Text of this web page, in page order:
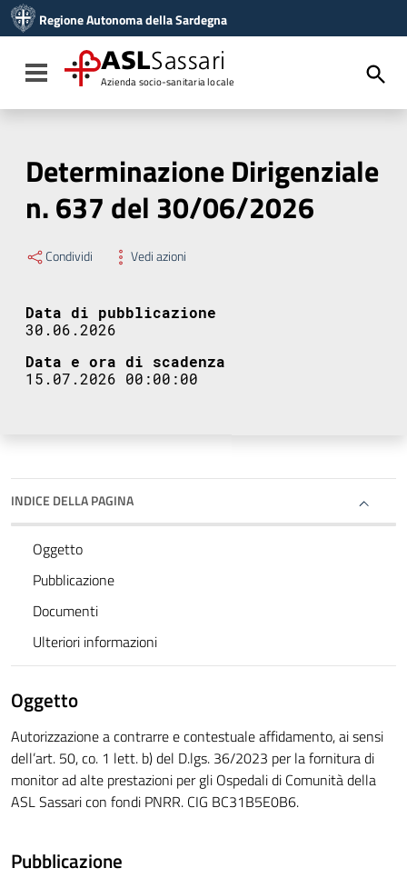
Vai al menu di navigazione
Vai al footer
Regione Autonoma della Sardegna
Toggle navigation
ASLSassari
Azienda socio-sanitaria locale
Determinazione Dirigenziale
n. 637 del 30/06/2026
Condividi Vedi azioni
Data di pubblicazione
30.06.2026
Data e ora di scadenza
15.07.2026 00:00:00
INDICE DELLA PAGINA
Oggetto
Pubblicazione
Documenti
Ulteriori informazioni
Oggetto
Autorizzazione a contrarre e contestuale affidamento, ai sensi
dell’art. 50, co. 1 lett. b) del D.lgs. 36/2023 per la fornitura di
monitor ad alte prestazioni per gli Ospedali di Comunità della
ASL Sassari con fondi PNRR. CIG BC31B5E0B6.
Pubblicazione